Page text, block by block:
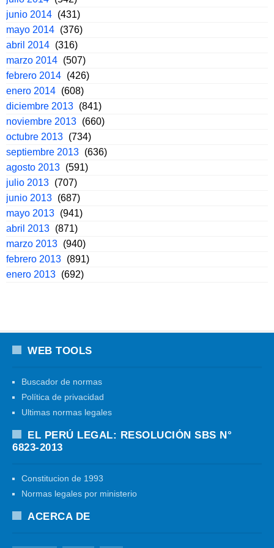
junio 2014 (431)
mayo 2014 (376)
abril 2014 (316)
marzo 2014 (507)
febrero 2014 (426)
enero 2014 (608)
diciembre 2013 (841)
noviembre 2013 (660)
octubre 2013 (734)
septiembre 2013 (636)
agosto 2013 (591)
julio 2013 (707)
junio 2013 (687)
mayo 2013 (941)
abril 2013 (871)
marzo 2013 (940)
febrero 2013 (891)
enero 2013 (692)
WEB TOOLS
Buscador de normas
Política de privacidad
Ultimas normas legales
EL PERÚ LEGAL: RESOLUCIÓN SBS N°
6823-2013
Constitucion de 1993
Normas legales por ministerio
ACERCA DE